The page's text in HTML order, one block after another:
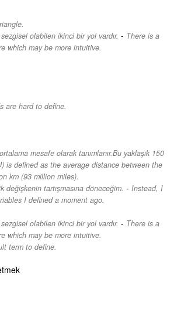
olabilen ikinci bir yol vardır. - There is a
which may be more intuitive.
are hard to define.
mesafe olarak tanımlanır.Bu yaklaşık 150
is defined as the average distance between the
km (93 million miles).
değişkenin tartışmasına döneceğim. - Instead, I
I defined a moment ago.
olabilen ikinci bir yol vardır. - There is a
which may be more intuitive.
term to define.